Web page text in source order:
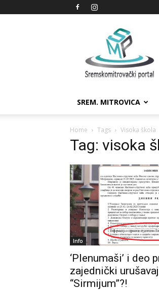
Sremskomitrovački
portal
SREM. MITROVICA
Home Tags Visoka škola
Tag: visoka
Info
‘Plenumaši’ i deo
zajednički
“Sirmijum”?!